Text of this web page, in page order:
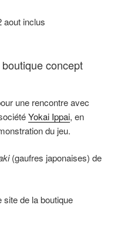
aout inclus
concept
une rencontre avec
Yokai Ippai, en
du jeu.
(gaufres japonaises) de
de la boutique